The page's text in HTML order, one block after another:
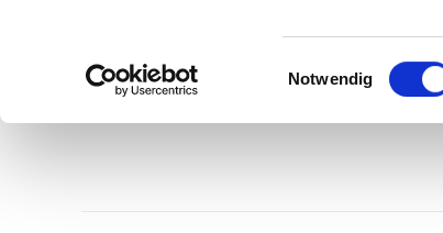
Einwilligungsauswahl
Notwendig